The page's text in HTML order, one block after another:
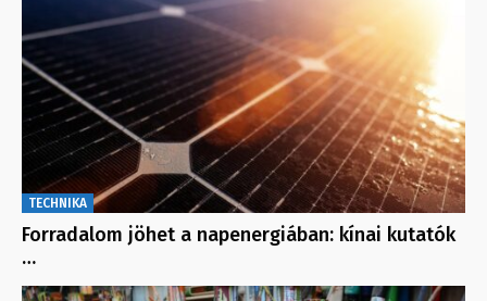
TECHNIKA
Forradalom jöhet a napenergiában: kínai kutatók
…